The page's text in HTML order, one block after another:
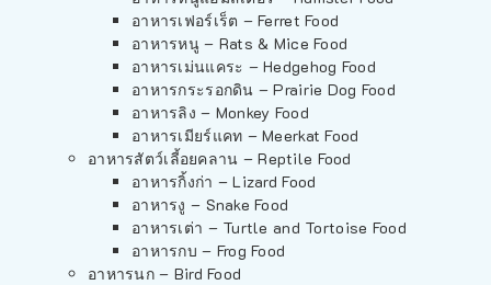
อาหารเฟอร์เร็ต – Ferret Food
อาหารหนู – Rats & Mice Food
อาหารเม่นแคระ – Hedgehog Food
อาหารกระรอกดิน – Prairie Dog Food
อาหารลิง – Monkey Food
อาหารเมียร์แคท – Meerkat Food
อาหารสัตว์เลี้อยคลาน – Reptile Food
อาหารกิ้งก่า – Lizard Food
อาหารงู – Snake Food
อาหารเต่า – Turtle and Tortoise Food
อาหารกบ – Frog Food
อาหารนก – Bird Food